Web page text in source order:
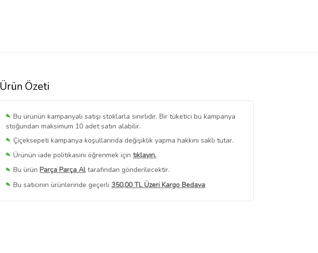
Ürün Özeti
Bu ürünün kampanyalı satışı stoklarla sınırlıdır. Bir tüketici bu kampanya
stoğundan maksimum 10 adet satın alabilir.
Çiçeksepeti kampanya koşullarında değişiklik yapma hakkını saklı tutar.
Ürünün iade politikasını öğrenmek için tıklayın.
Bu ürün Parça Parça Altarafından gönderilecektir.
Bu satıcının ürünlerinde geçerli 350,00 TL Üzeri Kargo Bedava
Bu SatıcınınTüm Ürünlerini Görüntüle